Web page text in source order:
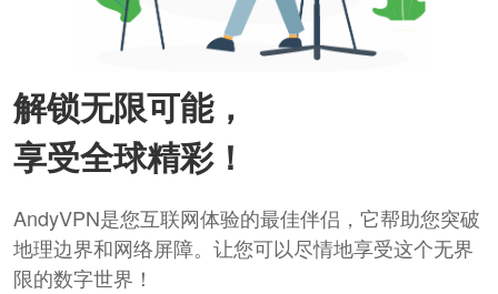
解锁无限可能，
享受全球精彩！
AndyVPN是您互联网体验的最佳伴侣，它帮助您突破
地理边界和网络屏障。让您可以尽情地享受这个无界
限的数字世界！